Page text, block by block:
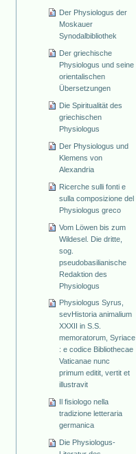
Der Physiologus der
Moskauer
Synodalbibliothek
Der griechische
Physiologus und seine
orientalischen
Übersetzungen
Die Spiritualität des
griechischen
Physiologus
Der Physiologus und
Klemens von
Alexandria
Ricerche sulli fonti e
sulla composizione del
Physiologus greco
Vom Löwen bis zum
Wildesel. Die dritte,
sog.
pseudobasilianische
Redaktion des
Physiologus
Physiologus Syrus,
sevHistoria animalium
XXXII in S.S.
memoratorum, Syriace
: e codice Bibliothecae
Vaticanae nunc
primum editit, vertit et
illustravit
Il fisiologo nella
tradizione letteraria
germanica
Die Physiologus-